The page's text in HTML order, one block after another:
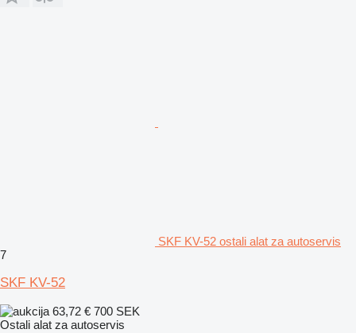
SKF KV-52 ostali alat za autoservis
7
SKF KV-52
63,72 € 700 SEK
Ostali alat za autoservis